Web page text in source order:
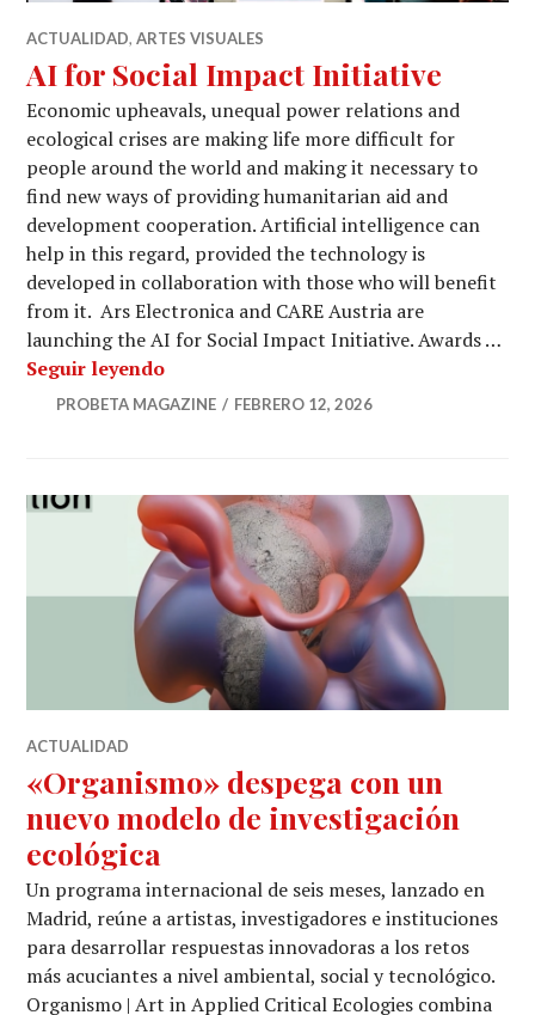
ACTUALIDAD,ARTES VISUALES
AI for Social Impact Initiative
Economic upheavals, unequal power relations and
ecological crises are making life more difficult for
people around the world and making it necessary to
find new ways of providing humanitarian aid and
development cooperation. Artificial intelligence can
help in this regard, provided the technology is
developed in collaboration with those who will benefit
from it. Ars Electronica and CARE Austria are
launching the AI for Social Impact Initiative. Awards …
Seguir leyendoAI for Social Impact Initiative
PROBETA MAGAZINE FEBRERO 12, 2026
ACTUALIDAD
«Organismo» despega con un
nuevo modelo de investigación
ecológica
Un programa internacional de seis meses, lanzado en
Madrid, reúne a artistas, investigadores e instituciones
para desarrollar respuestas innovadoras a los retos
más acuciantes a nivel ambiental, social y tecnológico.
Organismo | Art in Applied Critical Ecologies combina